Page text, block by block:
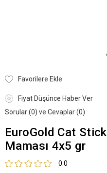
Favorilere Ekle
Fiyat Düşünce Haber Ver
Sorular (0) ve Cevaplar (0)
EuroGold Cat
Maması 4x5 gr
0.0